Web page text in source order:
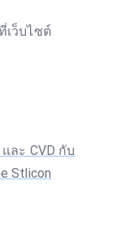
เว็บไซต์
ละ CVD กับ
Stlicon